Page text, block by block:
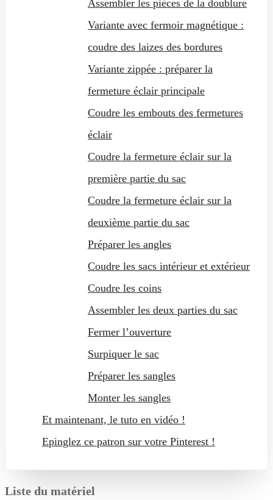
Assembler les pièces de la doublure
Variante avec fermoir magnétique :
coudre des laizes des bordures
Variante zippée : préparer la
fermeture éclair principale
Coudre les embouts des fermetures
éclair
Coudre la fermeture éclair sur la
première partie du sac
Coudre la fermeture éclair sur la
deuxième partie du sac
Préparer les angles
Coudre les sacs intérieur et extérieur
Coudre les coins
Assembler les deux parties du sac
Fermer l’ouverture
Surpiquer le sac
Préparer les sangles
Monter les sangles
Et maintenant, le tuto en vidéo !
Epinglez ce patron sur votre Pinterest !
Liste du matériel